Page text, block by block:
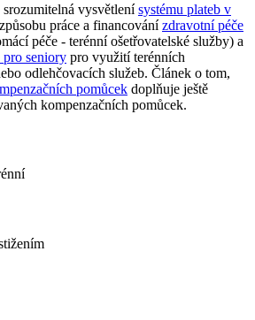
srozumitelná vysvětlenísystému plateb v
způsobu práce a financovánízdravotní péče
péče - terénní ošetřovatelské služby) a
pro seniory pro využití terénních
odlehčovacích služeb. Článek o tom,
pomůcek doplňuje ještě
kompenzačních pomůcek.